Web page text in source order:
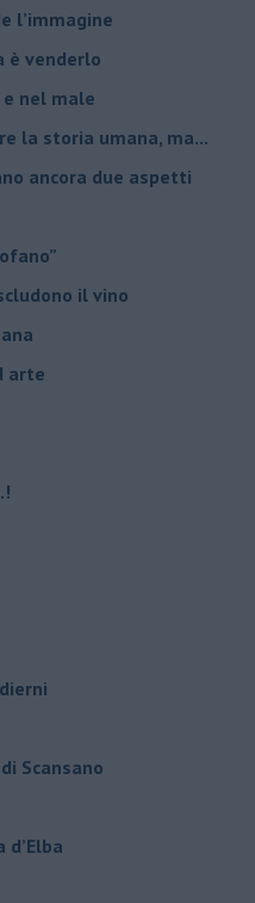
l’immagine
è venderlo
nel male
la storia umana, ma...
ancora due aspetti
il vino
arte
Scansano